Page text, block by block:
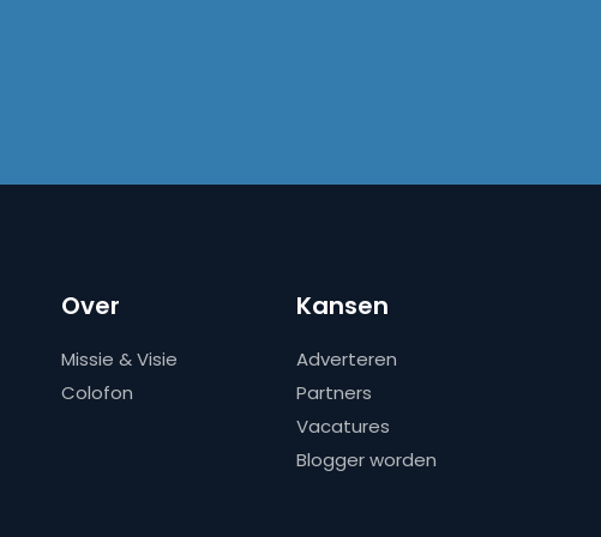
Over
Missie & Visie
Colofon
Kansen
Adverteren
Partners
Vacatures
Blogger worden